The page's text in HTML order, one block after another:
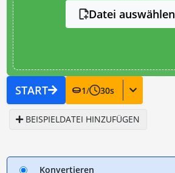
Datei auswählen
START 1/ 30s
BEISPIELDATEI HINZUFÜGEN
Konvertieren